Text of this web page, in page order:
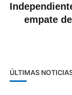
empate
ÚLTIMAS